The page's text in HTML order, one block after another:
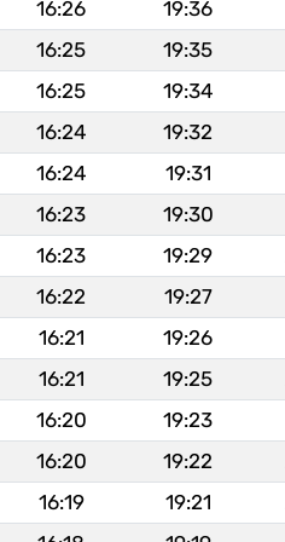
16:26 19:36
16:25
19:35
16:25
19:34
16:24
19:32
16:24
19:31
16:23
19:30
16:23
19:29
16:22
19:27
16:21
19:26
16:21
19:25
16:20
19:23
16:20
19:22
16:19
19:21